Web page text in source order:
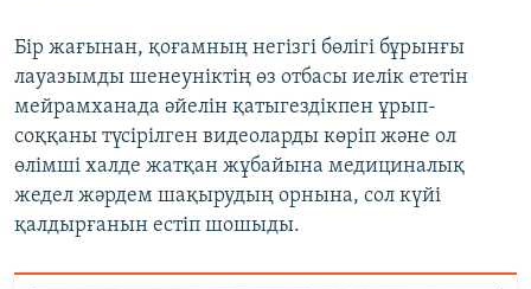
Бір жағынан, қоғамның негізгі бөлігі бұрынғы
лауазымды шенеуніктің өз отбасы иелік ететін
мейрамханада әйелін қатыгездікпен ұрып-
соққаны түсірілген видеоларды көріп және ол
өлімші халде жатқан жұбайына медициналық
жедел жәрдем шақырудың орнына, сол күйі
қалдырғанын естіп шошыды.